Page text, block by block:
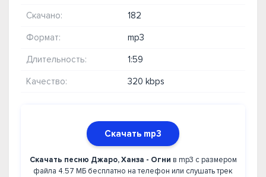
Скачано: 182
Формат: mp3
Длительность: 1:59
Качество: 320 kbps
Скачать mp3
Скачать песню Джаро, Ханза - Огни в mp3 с размером
файла 4.57 МБ бесплатно на телефон или слушать трек